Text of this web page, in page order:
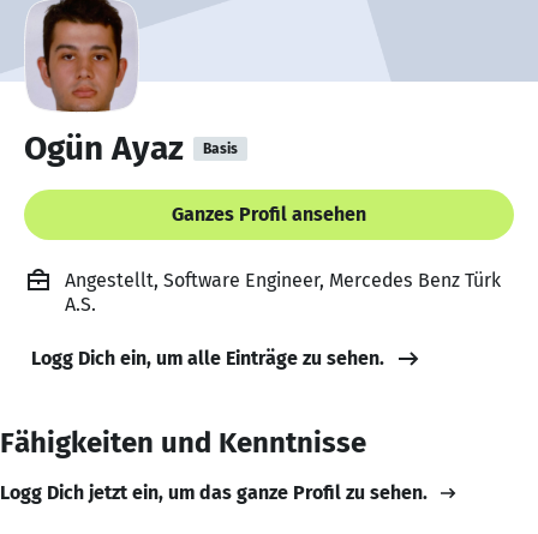
Ogün Ayaz Basis
Ganzes Profil ansehen
Angestellt, Software Engineer, Mercedes Benz Türk
A.S.
Logg Dich ein, um alle Einträge zu sehen.
Fähigkeiten und Kenntnisse
Logg Dich jetzt ein, um das ganze Profil zu sehen.